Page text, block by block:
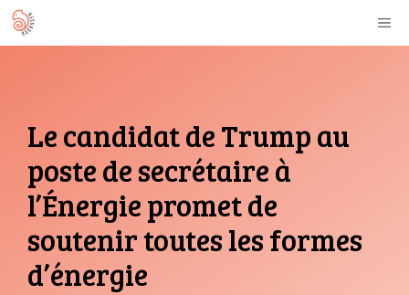
Aller
au
Le candidat de Trump au
poste de secrétaire à
l’Énergie promet de
soutenir toutes les formes
d’énergie